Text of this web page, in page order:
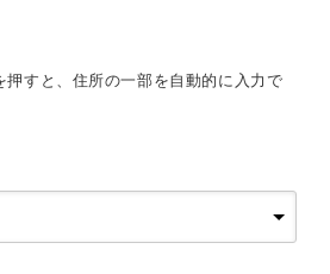
押すと、住所の一部を自動的に入力で